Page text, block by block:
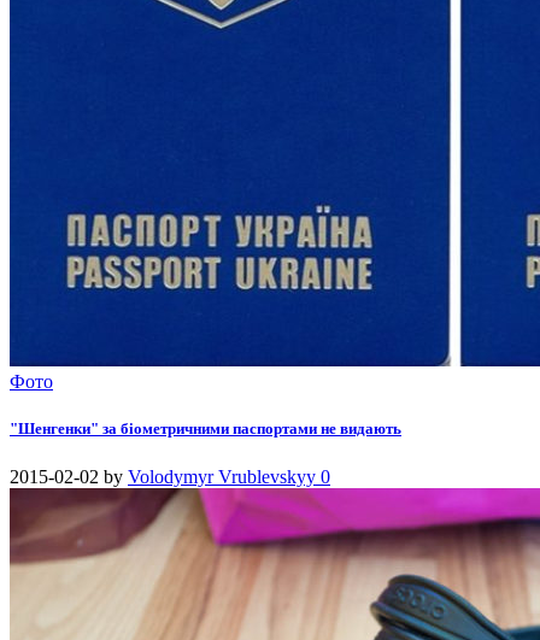
Фото
"Шенгенки" за біометричними паспортами не видають
2015-02-02 by Volodymyr Vrublevskyy 0